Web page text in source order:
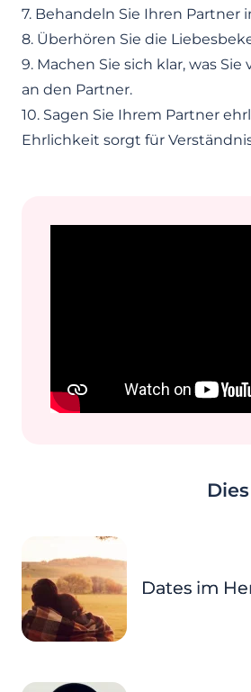
7. Behandeln Sie Ihren Partner
8. Überhören Sie die
9. Machen Sie sich klar, was
an den Partner.
10. Sagen Sie Ihrem Partner
Ehrlichkeit sorgt für
Dates im